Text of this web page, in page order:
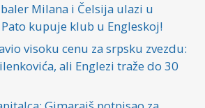
Milana i Čelsija ulazi u
kupuje klub u Engleskoj!
visoku cenu za srpsku zvezdu:
ali Englezi traže do 30